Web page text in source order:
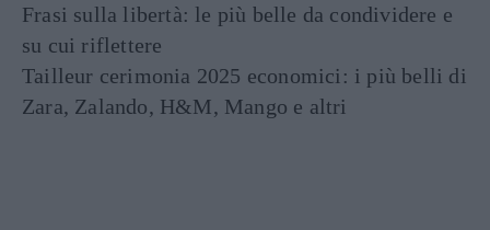
Frasi sulla libertà: le più belle da condividere e
su cui riflettere
Tailleur cerimonia 2025 economici: i più belli di
Zara, Zalando, H&M, Mango e altri